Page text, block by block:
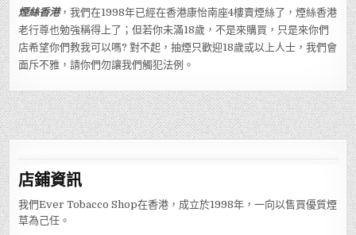
煙絲香港，我們在1998年已經在香港康怡南座4樓賣煙絲了，煙絲香港
老行尊也勉強稱得上了；但若你未滿18歲，不是來購買，只是來你們
店希望你們教我可以嗎? 對不起，抽煙只歡迎18歲或以上人士，我們會
面斥不雅，請你們勿讓我們觸犯法例。
店鋪資訊
我們Ever Tobacco Shop在香港，成立於1998年，一向以售買優質煙
草為己任。